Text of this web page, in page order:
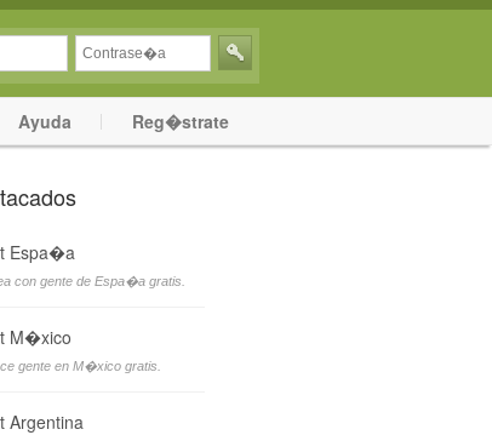
Ayuda Reg�strate
Espa�a
con gente de Espa�a gratis.
M�xico
gente en M�xico gratis.
Argentina